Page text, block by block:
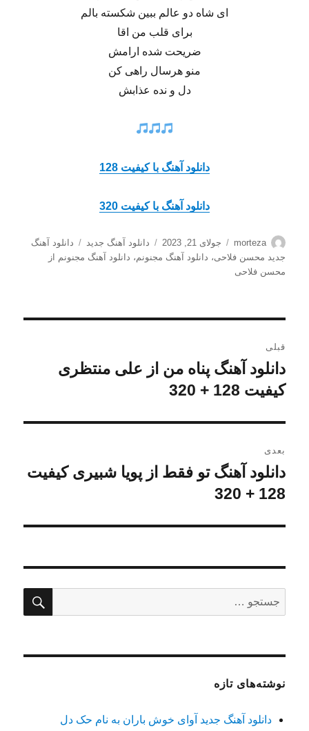
ای شاه دو عالم ببین شکسته بالم
برای قلب من اقا
ضریحت شده ارامش
منو هرسال راهی کن
دل و نده عذابش
دانلود آهنگ با کیفیت 128
دانلود آهنگ با کیفیت 320
نویسنده
morteza
ارسال
شده
جولای 21, 2023 دسته‌ها
دانلود آهنگ جدید برچسب‌ها
دانلود آهنگ
جدید محسن فلاحی، دانلود آهنگ مجنونم، دانلود آهنگ مجنونم از
محسن فلاحی
نوشته
قبلی
نوشته
قبلی:
دانلود آهنگ پناه من از علی منتظری
کیفیت 128 + 320
بعدی
نوشته
بعدی:
دانلود آهنگ تو فقط از پویا شبیری کیفیت
128 + 320
برای:
نوشته‌های تازه
دانلود آهنگ جدید آوای خوش باران به نام حک دل